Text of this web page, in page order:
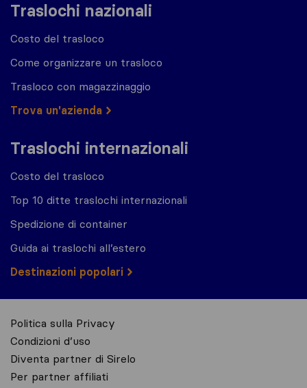
Traslochi nazionali
Costo del trasloco
Come organizzare un trasloco
Trasloco con magazzinaggio
Trova un'azienda
Traslochi internazionali
Costo del trasloco
Top 10 ditte traslochi internazionali
Spedizione di container
Guida ai traslochi all’estero
Destinazioni popolari
Politica sulla Privacy
Condizioni d’uso
Diventa partner di Sirelo
Per partner affiliati